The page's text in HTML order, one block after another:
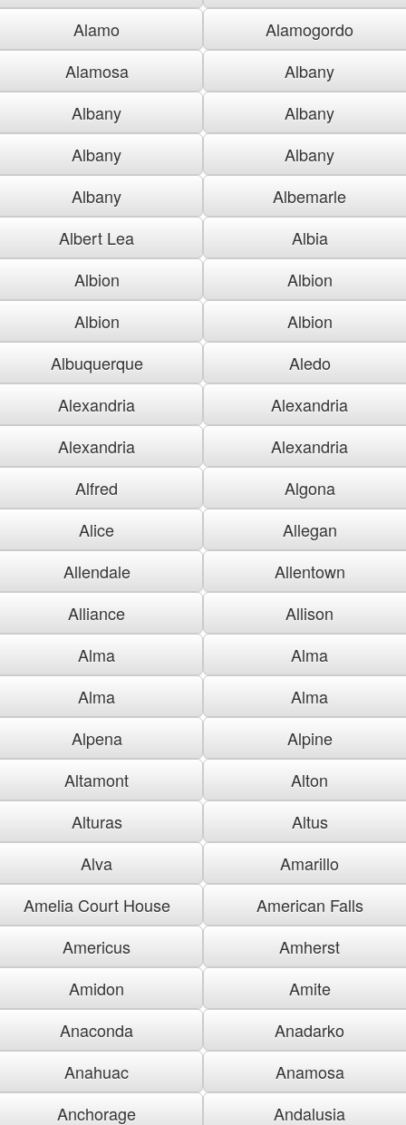
Alamo
Alamogordo
Alamosa
Albany
Albany
Albany
Albany
Albany
Albany
Albemarle
Albert Lea
Albia
Albion
Albion
Albion
Albion
Albuquerque
Aledo
Alexandria
Alexandria
Alexandria
Alexandria
Alfred
Algona
Alice
Allegan
Allendale
Allentown
Alliance
Allison
Alma
Alma
Alma
Alma
Alpena
Alpine
Altamont
Alton
Alturas
Altus
Alva
Amarillo
Amelia Court House
American Falls
Americus
Amherst
Amidon
Amite
Anaconda
Anadarko
Anahuac
Anamosa
Anchorage
Andalusia